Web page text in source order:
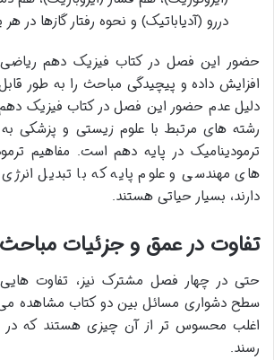
دررو (آدیاباتیک) و نحوه رفتار گازها در
حضور این فصل در کتاب فیزیک دهم
افزایش داده و پیچیدگی مباحث را به طور
دلیل عدم حضور این فصل در کتاب فیزیک دهم
رشته های مرتبط با علوم زیستی و پزشکی
ترمودینامیک در پایه دهم است. مفاهیم
های مهندسی و علوم پایه که با تبدیل
دارند، بسیار حیاتی هستند.
تفاوت در عمق و جزئیات
حتی در چهار فصل مشترک نیز، تفاوت
سطح دشواری مسائل بین دو کتاب مشاهده
اغلب محسوس تر از آن چیزی هستند که در
رسند.